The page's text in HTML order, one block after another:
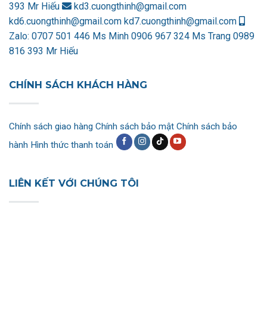
393 Mr Hiếu
kd3.cuongthinh@gmail.com
kd6.cuongthinh@gmail.com kd7.cuongthinh@gmail.com
Zalo: 0707 501 446 Ms Minh 0906 967 324 Ms Trang 0989
816 393 Mr Hiếu
CHÍNH SÁCH KHÁCH HÀNG
Chính sách giao hàng Chính sách bảo mật Chính sách bảo
hành Hình thức thanh toán
LIÊN KẾT VỚI CHÚNG TÔI